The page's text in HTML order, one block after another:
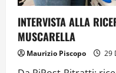
INTERVISTA ALLA
MUSCARELLA
Maurizio Piscopo 29